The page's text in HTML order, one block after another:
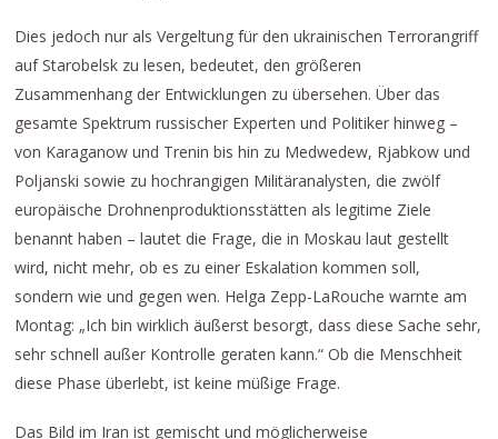
Dies jedoch nur als Vergeltung für den ukrainischen Terrorangriff
auf Starobelsk zu lesen, bedeutet, den größeren
Zusammenhang der Entwicklungen zu übersehen. Über das
gesamte Spektrum russischer Experten und Politiker hinweg –
von Karaganow und Trenin bis hin zu Medwedew, Rjabkow und
Poljanski sowie zu hochrangigen Militäranalysten, die zwölf
europäische Drohnenproduktionsstätten als legitime Ziele
benannt haben – lautet die Frage, die in Moskau laut gestellt
wird, nicht mehr, ob es zu einer Eskalation kommen soll,
sondern wie und gegen wen. Helga Zepp-LaRouche warnte am
Montag: „Ich bin wirklich äußerst besorgt, dass diese Sache sehr,
sehr schnell außer Kontrolle geraten kann.“ Ob die Menschheit
diese Phase überlebt, ist keine müßige Frage.
Das Bild im Iran ist gemischt und möglicherweise